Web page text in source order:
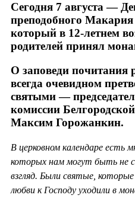
Сегодня 7 августа —
преподобного
который в 12-летнем
родителей принял
О заповеди почитания
всегда очевидном
святыми —
комиссии
Максим Горожанкин.
В церковном календаре есть
которых нам могут быть не
взгляд. Были святые,
любви к Господу уходили в